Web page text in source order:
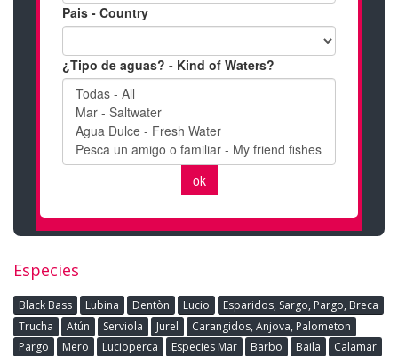
Especies
Black Bass Lubina Dentòn Lucio
Esparidos, Sargo, Pargo, Breca
Trucha
Atún Serviola Jurel
Carangidos, Anjova, Palometon
Pargo
Mero Lucioperca Especies Mar Barbo Baila
Calamar